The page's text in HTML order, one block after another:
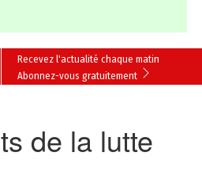
Recevez l'actualité chaque matin
Abonnez-vous gratuitement
de la lutte